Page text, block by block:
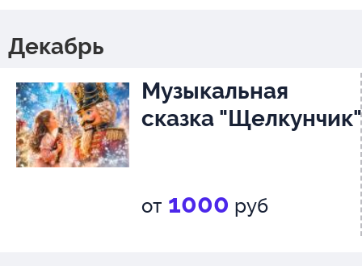
Декабрь
Музыкальная
сказка "Щелкунчик"
от 1000 руб